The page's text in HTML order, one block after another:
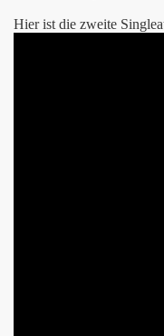
Hier ist die zweite